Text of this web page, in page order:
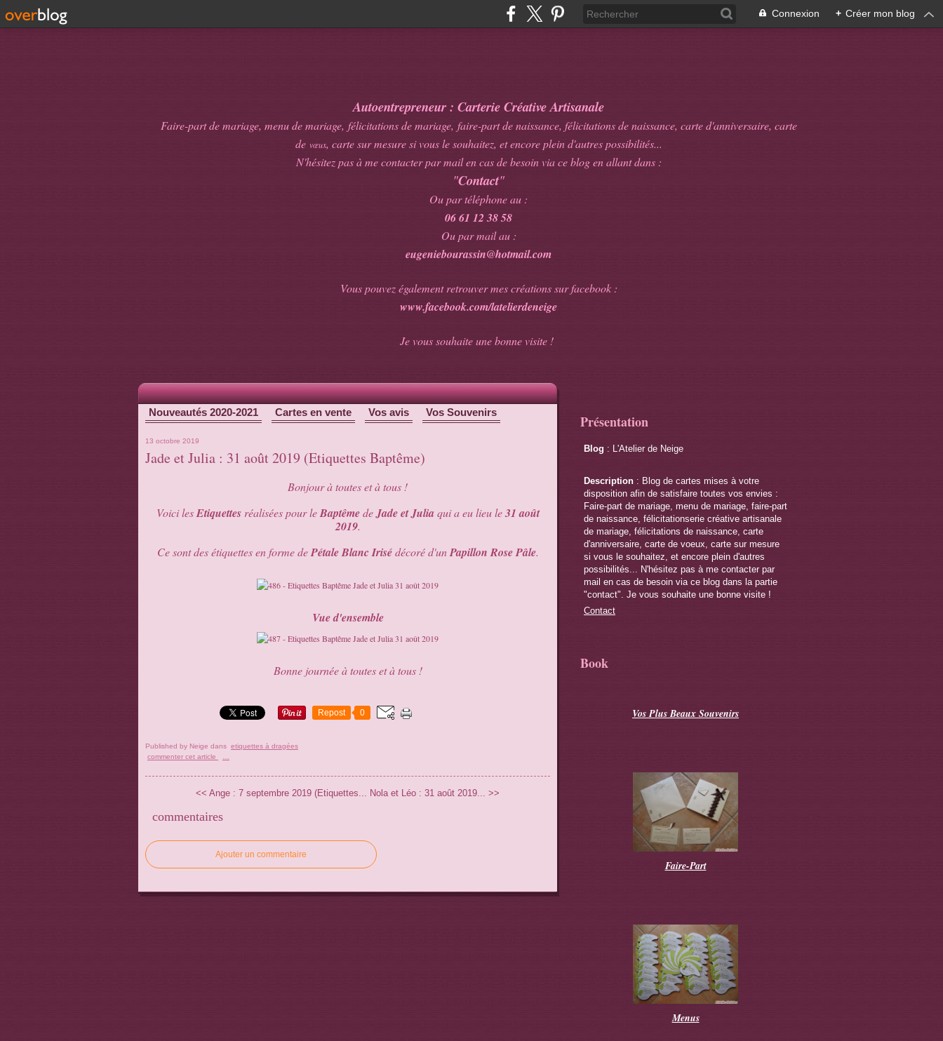
Connexion + Créer mon blog
Autoentrepreneur : Carterie Créative Artisanale
Faire-part de mariage, menu de mariage, félicitations de mariage, faire-part de naissance, félicitations de naissance, carte d'anniversaire, carte
de vœux, carte sur mesure si vous le souhaitez, et encore plein d'autres possibilités...
N'hésitez pas à me contacter par mail en cas de besoin via ce blog en allant dans :
"Contact"
Ou par téléphone au :
06 61 12 38 58
Ou par mail au :
eugeniebourassin@hotmail.com
Vous pouvez également retrouver mes créations sur facebook :
www.facebook.com/latelierdeneige
Je vous souhaite une bonne visite !
Nouveautés 2020-2021 Cartes en vente Vos avis Vos Souvenirs
13 octobre 2019
Jade et Julia : 31 août 2019 (Etiquettes Baptême)
Bonjour à toutes et à tous !
Voici lesEtiquettes réalisées pour leBaptêmedeJade et Julia qui a eu lieu le31 août
2019.
Ce sont des étiquettes en forme dePétale Blanc Irisédécoré d'unPapillon Rose Pâle.
Vue d'ensemble
Bonne journée à toutes et à tous !
Repost 0
Published by Neige dans etiquettes à dragées
commenter cet article
<< Ange : 7 septembre 2019 (Etiquettes... Nola et Léo : 31 août 2019... >>
commentaires
Ajouter un commentaire
Présentation
Blog : L'Atelier de Neige
Description : Blog de cartes mises à votre
disposition afin de satisfaire toutes vos envies :
Faire-part de mariage, menu de mariage, faire-part
de naissance, félicitationserie créative artisanale
de mariage, félicitations de naissance, carte
d'anniversaire, carte de voeux, carte sur mesure
si vous le souhaitez, et encore plein d'autres
possibilités... N'hésitez pas à me contacter par
mail en cas de besoin via ce blog dans la partie
"contact". Je vous souhaite une bonne visite !
Contact
Book
Vos Plus Beaux Souvenirs
Faire-Part
Menus